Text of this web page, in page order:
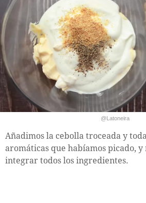
@Latoneira
Añadimos la cebolla troceada y
aromáticas que habíamos picado, y
integrar todos los ingredientes.